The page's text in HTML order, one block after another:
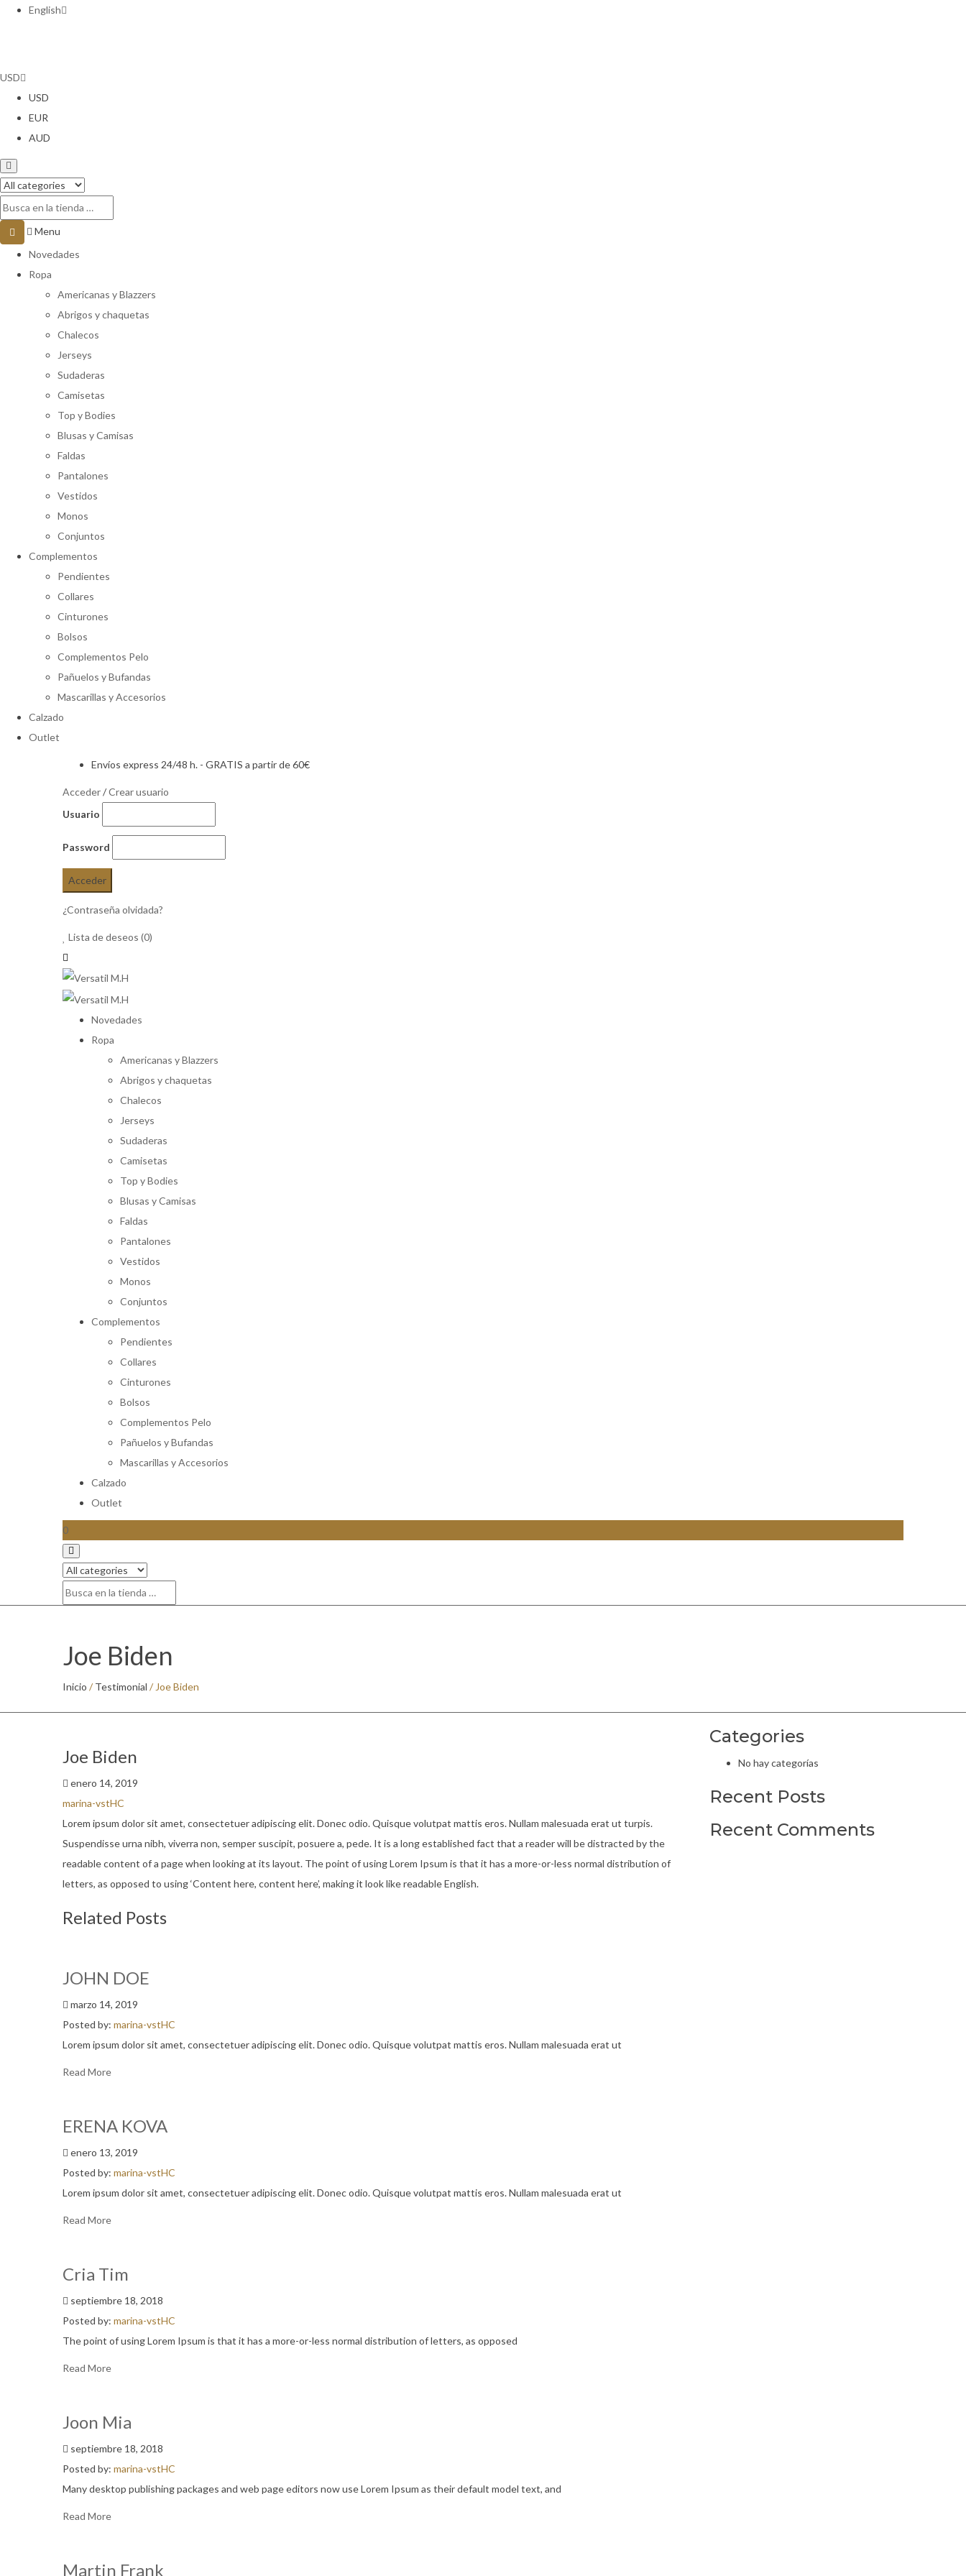
English
USD
USD
EUR
AUD
Menu
Novedades
Ropa
Americanas y Blazzers
Abrigos y chaquetas
Chalecos
Jerseys
Sudaderas
Camisetas
Top y Bodies
Blusas y Camisas
Faldas
Pantalones
Vestidos
Monos
Conjuntos
Complementos
Pendientes
Collares
Cinturones
Bolsos
Complementos Pelo
Pañuelos y Bufandas
Mascarillas y Accesorios
Calzado
Outlet
Envíos express 24/48 h. - GRATIS a partir de 60€
Acceder/Crear usuario
Usuario
Password
¿Contraseña olvidada?
Lista de deseos (0)
Novedades
Ropa
Americanas y Blazzers
Abrigos y chaquetas
Chalecos
Jerseys
Sudaderas
Camisetas
Top y Bodies
Blusas y Camisas
Faldas
Pantalones
Vestidos
Monos
Conjuntos
Complementos
Pendientes
Collares
Cinturones
Bolsos
Complementos Pelo
Pañuelos y Bufandas
Mascarillas y Accesorios
Calzado
Outlet
0
Joe Biden
Inicio / Testimonial / Joe Biden
Joe Biden
enero 14, 2019
marina-vstHC
Lorem ipsum dolor sit amet, consectetuer adipiscing elit. Donec odio. Quisque volutpat mattis eros. Nullam malesuada erat ut turpis.
Suspendisse urna nibh, viverra non, semper suscipit, posuere a, pede. It is a long established fact that a reader will be distracted by the
readable content of a page when looking at its layout. The point of using Lorem Ipsum is that it has a more-or-less normal distribution of
letters, as opposed to using ‘Content here, content here’, making it look like readable English.
Related Posts
JOHN DOE
marzo 14, 2019
Posted by: marina-vstHC
Lorem ipsum dolor sit amet, consectetuer adipiscing elit. Donec odio. Quisque volutpat mattis eros. Nullam malesuada erat ut
Read More
ERENA KOVA
enero 13, 2019
Posted by: marina-vstHC
Lorem ipsum dolor sit amet, consectetuer adipiscing elit. Donec odio. Quisque volutpat mattis eros. Nullam malesuada erat ut
Read More
Cria Tim
septiembre 18, 2018
Posted by: marina-vstHC
The point of using Lorem Ipsum is that it has a more-or-less normal distribution of letters, as opposed
Read More
Joon Mia
septiembre 18, 2018
Posted by: marina-vstHC
Many desktop publishing packages and web page editors now use Lorem Ipsum as their default model text, and
Read More
Martin Frank
Categories
No hay categorías
Recent Posts
Recent Comments